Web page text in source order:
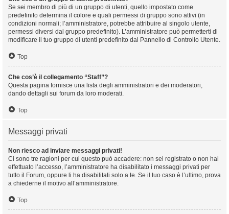
Se sei membro di più di un gruppo di utenti, quello impostato come
predefinito determina il colore e quali permessi di gruppo sono attivi (in
condizioni normali; l’amministratore, potrebbe attribuire al singolo utente,
permessi diversi dal gruppo predefinito). L’amministratore può permetterti di
modificare il tuo gruppo di utenti predefinito dal Pannello di Controllo Utente.
Top
Che cos’è il collegamento “Staff”?
Questa pagina fornisce una lista degli amministratori e dei moderatori,
dando dettagli sui forum da loro moderati.
Top
Messaggi privati
Non riesco ad inviare messaggi privati!
Ci sono tre ragioni per cui questo può accadere: non sei registrato o non hai
effettuato l’accesso, l’amministratore ha disabilitato i messaggi privati per
tutto il Forum, oppure li ha disabilitati solo a te. Se il tuo caso è l’ultimo, prova
a chiederne il motivo all’amministratore.
Top